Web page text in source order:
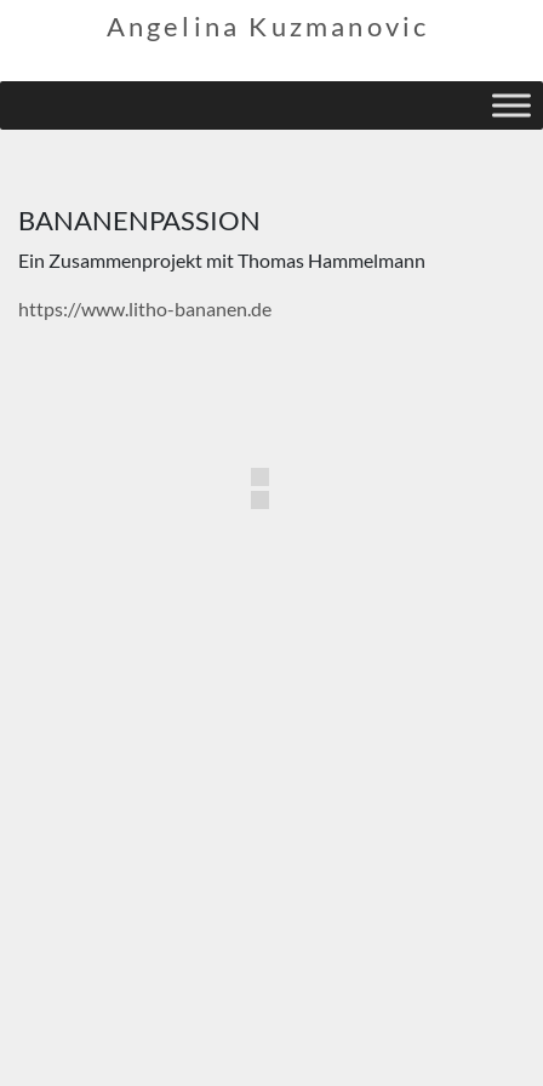
Angelina Kuzmanovic
BANANENPASSION
Ein Zusammenprojekt mit Thomas Hammelmann
https://www.litho-bananen.de